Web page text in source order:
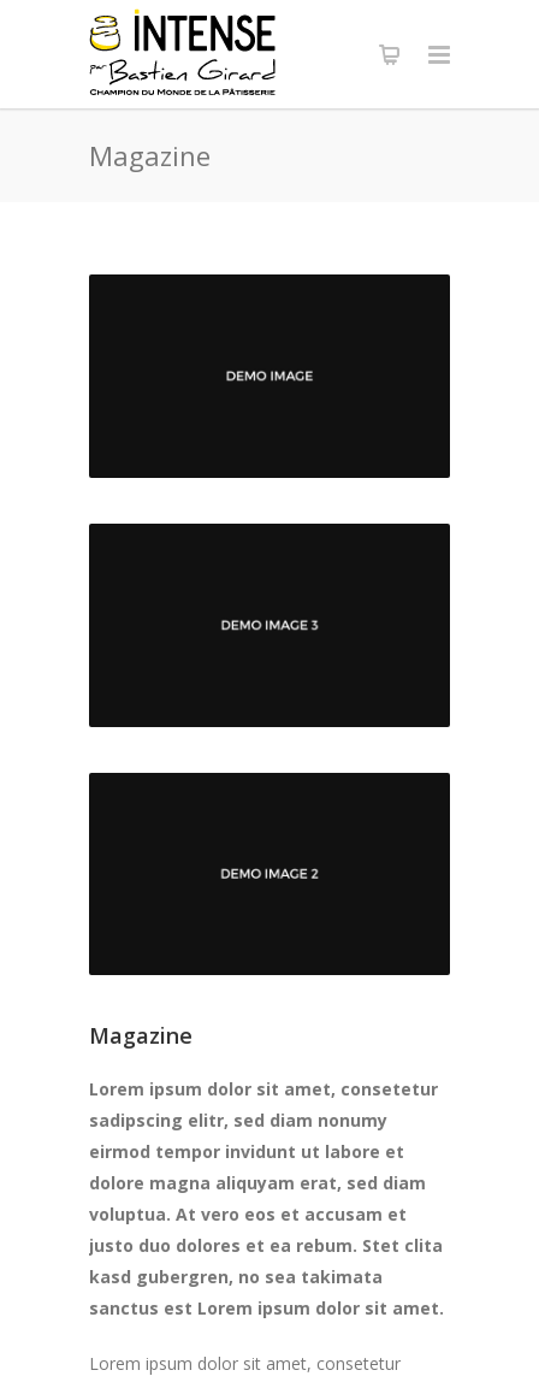
Panneau de gestion des cookies
Magazine
Magazine
Lorem ipsum dolor sit amet, consetetur
sadipscing elitr, sed diam nonumy
eirmod tempor invidunt ut labore et
dolore magna aliquyam erat, sed diam
voluptua. At vero eos et accusam et
justo duo dolores et ea rebum. Stet clita
kasd gubergren, no sea takimata
sanctus est Lorem ipsum dolor sit amet.
Lorem ipsum dolor sit amet, consetetur